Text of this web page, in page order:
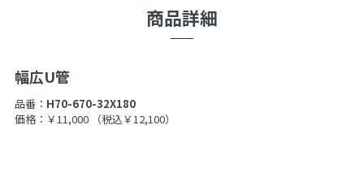
商品詳細
幅広U管
品番： H70-670-32X180
価格：￥11,000
（税込￥12,100）